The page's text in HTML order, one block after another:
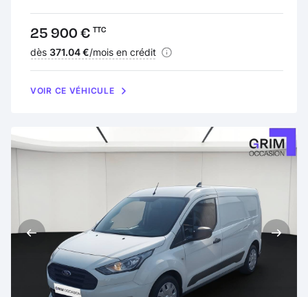
Prix :
25 900 € TTC
Financement :
dès 371.04 €/mois en crédit
VOIR CE VÉHICULE